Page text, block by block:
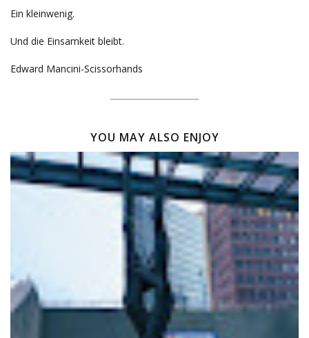
Ein kleinwenig.
Und die Einsamkeit bleibt.
Edward Mancini-Scissorhands
YOU MAY ALSO ENJOY